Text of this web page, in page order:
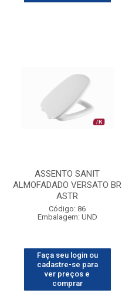
ASSENTO SANIT
ALMOFADADO VERSATO BR
ASTR
Código: 86
Embalagem: UND
Faça seu login ou
cadastre-se para
ver preços e
comprar